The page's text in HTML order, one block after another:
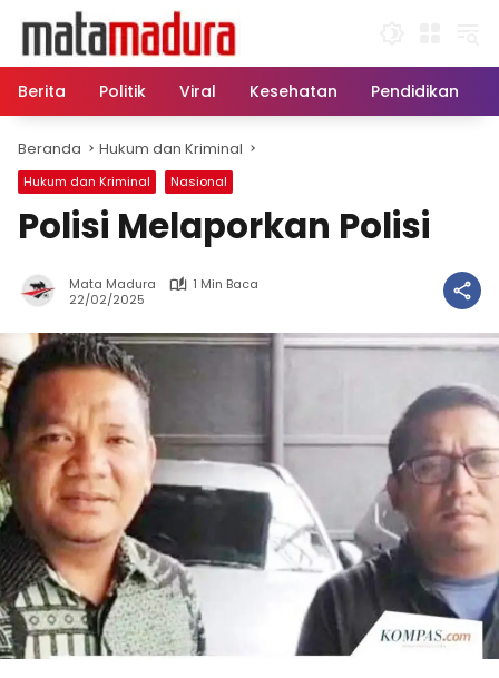
konten
Berita
Politik Viral Kesehatan Pendidikan
Beranda Hukum dan Kriminal
Hukum dan Kriminal Nasional
Polisi Melaporkan Polisi
Mata Madura
1 Min Baca
22/02/2025